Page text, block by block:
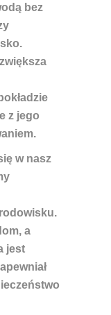
bez
z jego
w nasz
a
jest